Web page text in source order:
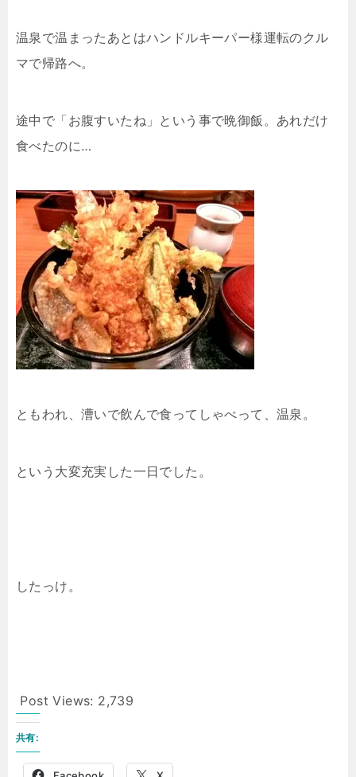
温泉で温まったあとはハンドルキーパー様運転のクル
マで帰路へ。
途中で「お腹すいたね」という事で晩御飯。あれだけ
食べたのに…
ともわれ、漕いで飲んで食ってしゃべって、温泉。
という大変充実した一日でした。
したっけ。
Post Views: 2,739
共有: